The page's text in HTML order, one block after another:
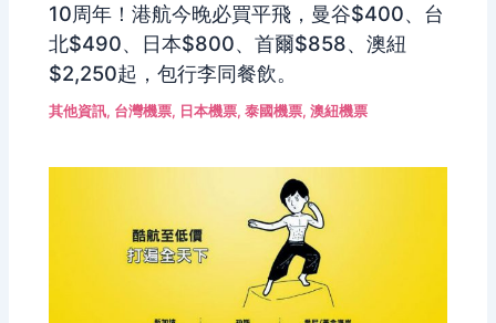
10周年！港航今晚必買平飛，曼谷$400、台
北$490、日本$800、首爾$858、澳紐
$2,250起，包行李同餐飲。
其他資訊, 台灣機票, 日本機票,泰國機票,澳紐機票